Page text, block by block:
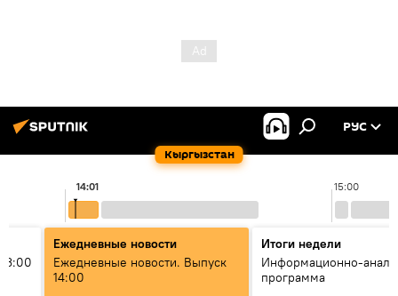
Кыргызстан
РУС
15:00
14:01
Ежедневные новости
Ежедневные новости. Выпуск
14:00
Итоги недели
Информационно-
программа